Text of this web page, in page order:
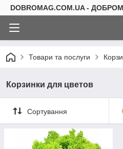
DOBROMAG.COM.UA -
Товари та послуги
Корзинки для цветов
Сортування